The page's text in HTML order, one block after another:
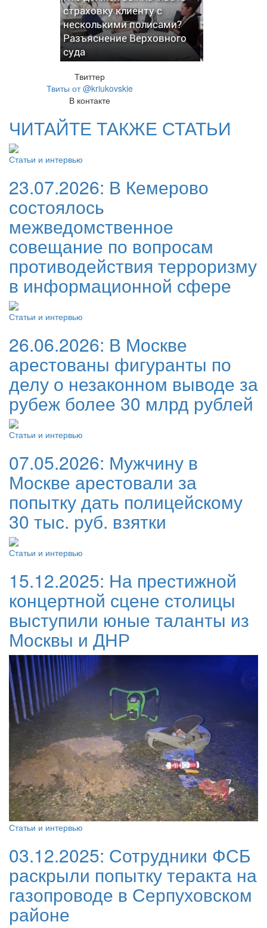
страховку клиенту с
несколькими полисами?
Разъяснение Верховного
суда
Твиттер
Твиты от @kriukovskie
В контакте
ЧИТАЙТЕ ТАКЖЕ СТАТЬИ
Статьи и интервью
23.07.2026: В Кемерово
состоялось
межведомственное
совещание по вопросам
противодействия терроризму
в информационной сфере
Статьи и интервью
26.06.2026: В Москве
арестованы фигуранты по
делу о незаконном выводе за
рубеж более 30 млрд рублей
Статьи и интервью
07.05.2026: Мужчину в
Москве арестовали за
попытку дать полицейскому
30 тыс. руб. взятки
Статьи и интервью
15.12.2025: На престижной
концертной сцене столицы
выступили юные таланты из
Москвы и ДНР
Статьи и интервью
03.12.2025: Сотрудники ФСБ
раскрыли попытку теракта на
газопроводе в Серпуховском
районе